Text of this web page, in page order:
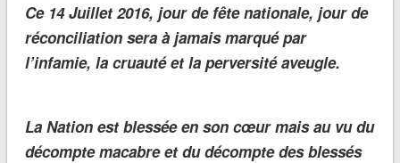
Ce 14 Juillet 2016, jour de fête nationale, jour de
réconciliation sera à jamais marqué par
l’infamie, la cruauté et la perversité aveugle.
La Nation est blessée en son cœur mais au vu du
décompte macabre et du décompte des blessés